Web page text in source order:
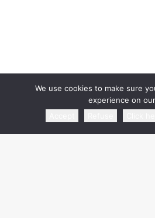
We use cookies to make sure
experience on